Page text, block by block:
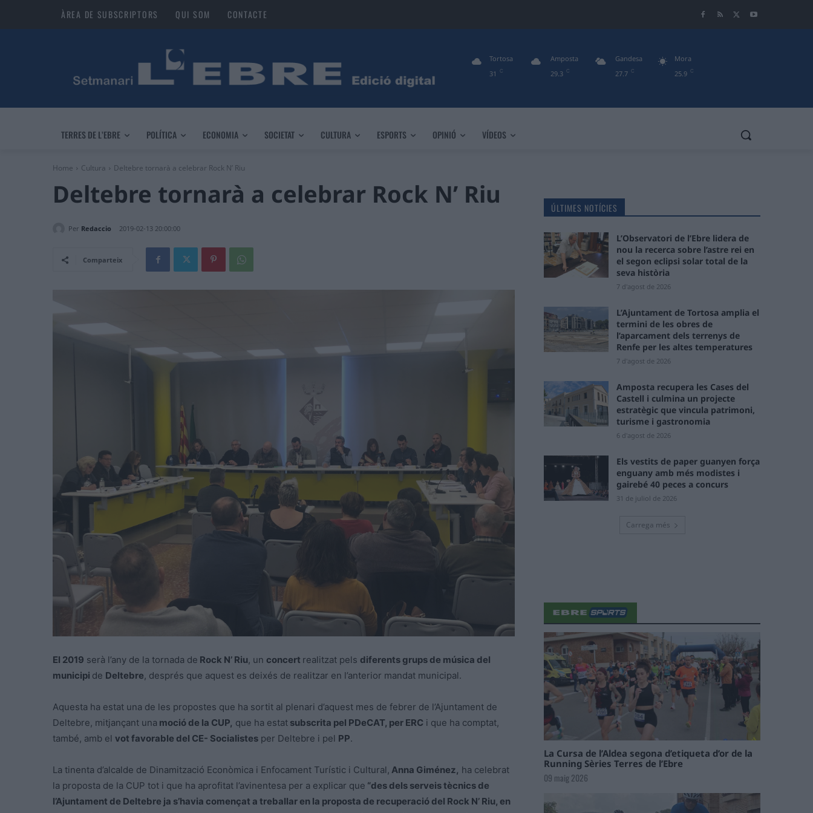
ÀREA DE SUBSCRIPTORS QUI SOM CONTACTE
31 C
Tortosa
29.3 C
Amposta
27.7 C
Gandesa
25.9 C
Mora
TERRES DE L’EBRE POLÍTICA ECONOMIA SOCIETAT CULTURA ESPORTS OPINIÓ VÍDEOS
Home Cultura Deltebre tornarà a celebrar Rock N’ Riu
Deltebre tornarà a celebrar Rock N’ Riu
Per Redaccio 2019-02-13 20:00:00
Comparteix
El 2019 serà l’any de la tornada de Rock N’ Riu, un concert realitzat pels diferents grups de música del
municipi de Deltebre, després que aquest es deixés de realitzar en l’anterior mandat municipal.
Aquesta ha estat una de les propostes que ha sortit al plenari d’aquest mes de febrer de l’Ajuntament de
Deltebre, mitjançant una moció de la CUP, que ha estat subscrita pel PDeCAT, per ERC i que ha comptat,
també, amb el vot favorable del CE- Socialistes per Deltebre i pel PP.
La tinenta d’alcalde de Dinamització Econòmica i Enfocament Turístic i Cultural, Anna Giménez, ha celebrat
la proposta de la CUP tot i que ha aprofitat l’avinentesa per a explicar que “des dels serveis tècnics de
l’Ajuntament de Deltebre ja s’havia començat a treballar en la proposta de recuperació del Rock N’ Riu, en
ÚLTIMES NOTÍCIES
L’Observatori de l’Ebre lidera de
nou la recerca sobre l’astre rei en
el segon eclipsi solar total de la
seva història
7 d'agost de 2026
L’Ajuntament de Tortosa amplia el
termini de les obres de
l’aparcament dels terrenys de
Renfe per les altes temperatures
7 d'agost de 2026
Amposta recupera les Cases del
Castell i culmina un projecte
estratègic que vincula patrimoni,
turisme i gastronomia
6 d'agost de 2026
Els vestits de paper guanyen força
enguany amb més modistes i
gairebé 40 peces a concurs
31 de juliol de 2026
Carrega més
La Cursa de l’Aldea segona d’etiqueta d’or de la
Running Sèries Terres de l’Ebre
09 maig 2026